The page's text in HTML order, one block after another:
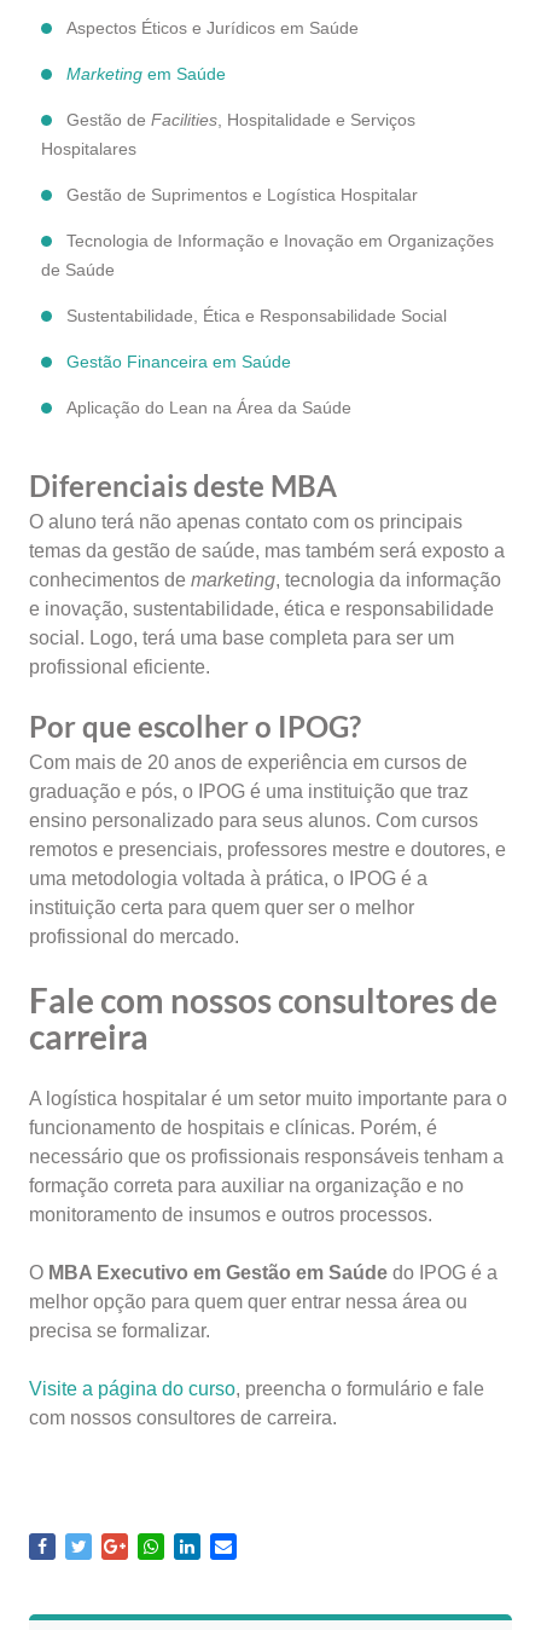
Aspectos Éticos e Jurídicos em Saúde
Marketing em Saúde
Gestão de Facilities , Hospitalidade e Serviços
Hospitalares
Gestão de Suprimentos e Logística Hospitalar
Tecnologia de Informação e Inovação em Organizações
de Saúde
Sustentabilidade, Ética e Responsabilidade Social
Gestão Financeira em Saúde
Aplicação do Lean na Área da Saúde
Diferenciais deste MBA
O aluno terá não apenas contato com os principais
temas da gestão de saúde, mas também será exposto a
conhecimentos de marketing, tecnologia da informação
e inovação, sustentabilidade, ética e responsabilidade
social. Logo, terá uma base completa para ser um
profissional eficiente.
Por que escolher o IPOG?
Com mais de 20 anos de experiência em cursos de
graduação e pós, o IPOG é uma instituição que traz
ensino personalizado para seus alunos. Com cursos
remotos e presenciais, professores mestre e doutores, e
uma metodologia voltada à prática, o IPOG é a
instituição certa para quem quer ser o melhor
profissional do mercado.
Fale com nossos consultores de
carreira
A logística hospitalar é um setor muito importante para o
funcionamento de hospitais e clínicas. Porém, é
necessário que os profissionais responsáveis tenham a
formação correta para auxiliar na organização e no
monitoramento de insumos e outros processos.
O MBA Executivo em Gestão em Saúde do IPOG é a
melhor opção para quem quer entrar nessa área ou
precisa se formalizar.
Visite a página do curso, preencha o formulário e fale
com nossos consultores de carreira.